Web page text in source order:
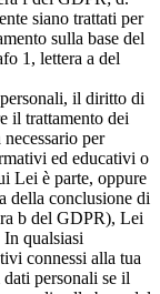
siano trattati per
sulla base del
1, lettera a del
il diritto di
il trattamento dei
per
ed educativi o
Lei è parte, oppure
della conclusione di
b del GDPR), Lei
qualsiasi
connessi alla tua
personali se il